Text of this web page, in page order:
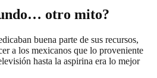
otro mito?
buena parte de sus recursos,
a los mexicanos que lo proveniente
hasta la aspirina era lo mejor